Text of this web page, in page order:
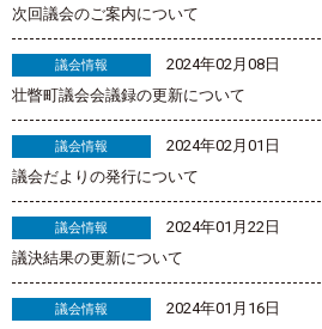
次回議会のご案内について
議会情報
2024年02月08日
壮瞥町議会会議録の更新について
議会情報
2024年02月01日
議会だよりの発行について
議会情報
2024年01月22日
議決結果の更新について
議会情報
2024年01月16日